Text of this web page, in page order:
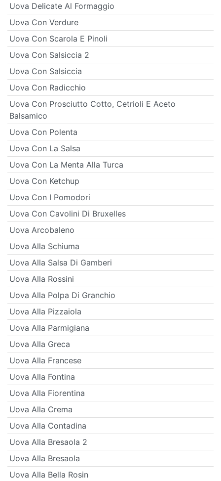
Uova Delicate Al Formaggio
Uova Con Verdure
Uova Con Scarola E Pinoli
Uova Con Salsiccia 2
Uova Con Salsiccia
Uova Con Radicchio
Uova Con Prosciutto Cotto, Cetrioli E Aceto
Balsamico
Uova Con Polenta
Uova Con La Salsa
Uova Con La Menta Alla Turca
Uova Con Ketchup
Uova Con I Pomodori
Uova Con Cavolini Di Bruxelles
Uova Arcobaleno
Uova Alla Schiuma
Uova Alla Salsa Di Gamberi
Uova Alla Rossini
Uova Alla Polpa Di Granchio
Uova Alla Pizzaiola
Uova Alla Parmigiana
Uova Alla Greca
Uova Alla Francese
Uova Alla Fontina
Uova Alla Fiorentina
Uova Alla Crema
Uova Alla Contadina
Uova Alla Bresaola 2
Uova Alla Bresaola
Uova Alla Bella Rosin